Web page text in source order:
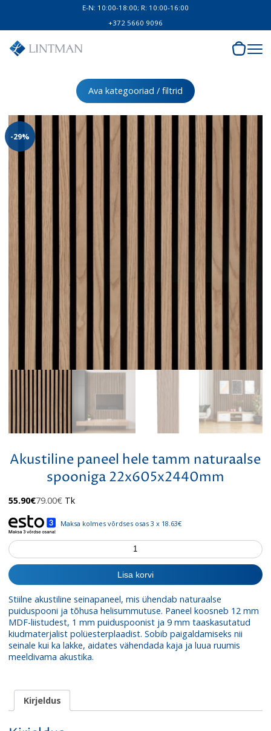
E-N: 10:00-18:00; R: 10:00-16:00
+372 5660 9096
Ava kategooriad / filtrid
-29%
Akustiline paneel hele tamm naturaalse
spooniga 22x605x2440mm
79.00€ Algne
oli:
55.90€
Praegune
on:
Tk
Maksa kolmes võrdses osas 3 x 18.63€
Akustiline
paneel
hele
tamm
spooniga
22x605x2440mm
kogus
Lisa korvi
Stiilne akustiline seinapaneel, mis ühendab naturaalse
puiduspooni ja tõhusa helisummutuse. Paneel koosneb 12 mm
MDF-liistudest, 1 mm puiduspoonist ja 9 mm taaskasutatud
kiudmaterjalist polüesterplaadist. Sobib paigaldamiseks nii
seinale kui ka lakke, aidates vähendada kaja ja luua ruumis
meeldivama akustika.
Kirjeldus